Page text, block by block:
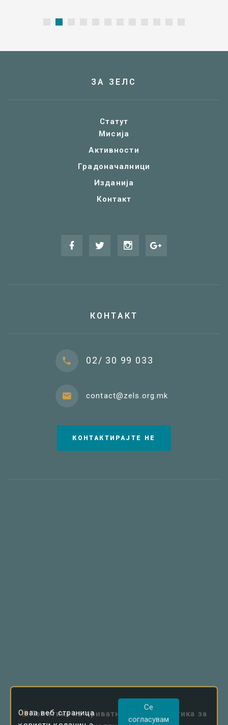
ЗА ЗЕЛС
Статут
Мисија
Активности
Градоначалници
Изданија
Контакт
КОНТАКТ
02/ 30 99 033
contact@zels.org.mk
КОНТАКТИРАЈТЕ НЕ
Политика на приватност
Политика за
Оваа веб страница
Се
согласувам